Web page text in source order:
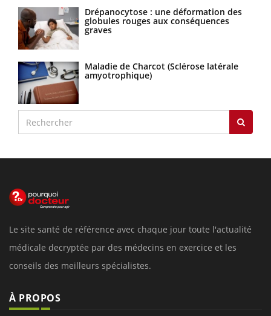
Drépanocytose : une déformation des
globules rouges aux conséquences
graves
Maladie de Charcot (Sclérose latérale
amyotrophique)
Le site santé de référence avec chaque jour toute l'actualité
médicale decryptée par des médecins en exercice et les
conseils des meilleurs spécialistes.
À PROPOS